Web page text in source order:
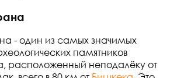
- один из самых значимых
памятников
расположенный неподалёку от